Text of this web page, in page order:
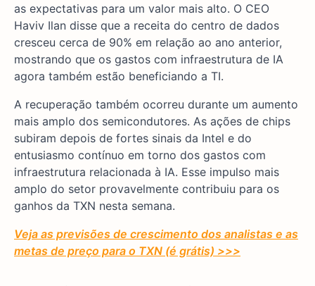
as expectativas para um valor mais alto. O CEO
Haviv Ilan disse que a receita do centro de dados
cresceu cerca de 90% em relação ao ano anterior,
mostrando que os gastos com infraestrutura de IA
agora também estão beneficiando a TI.
A recuperação também ocorreu durante um aumento
mais amplo dos semicondutores. As ações de chips
subiram depois de fortes sinais da Intel e do
entusiasmo contínuo em torno dos gastos com
infraestrutura relacionada à IA. Esse impulso mais
amplo do setor provavelmente contribuiu para os
ganhos da TXN nesta semana.
Veja as previsões de crescimento dos analistas e as
metas de preço para o TXN (é grátis) >>>